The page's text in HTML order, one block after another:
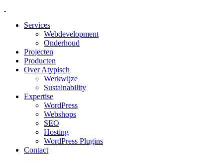
Services
Webdevelopment
Onderhoud
Projecten
Producten
Over Atypisch
Werkwijze
Sustainability
Expertise
WordPress
Webshops
SEO
Hosting
WordPress Plugins
Contact